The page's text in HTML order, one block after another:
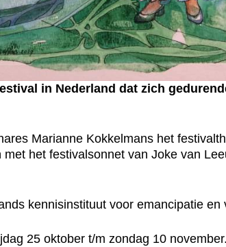
in Nederland dat zich
Marianne Kokkelmans het
het festivalsonnet van Joke van
kennisinstituut voor emancipatie
25 oktober t/m zondag 10 november.